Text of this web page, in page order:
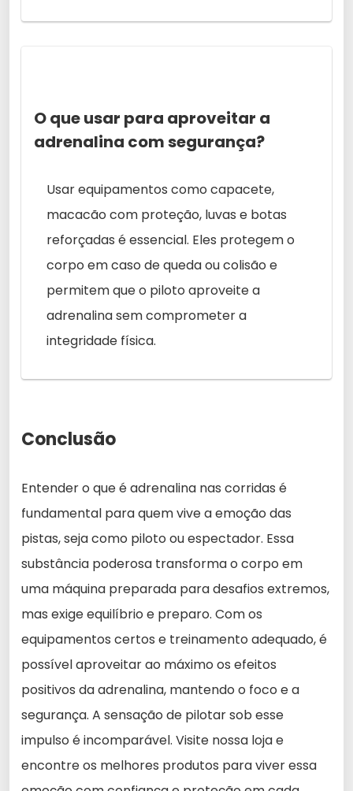
O que usar para aproveitar a
adrenalina com segurança?
Usar equipamentos como capacete,
macacão com proteção, luvas e botas
reforçadas é essencial. Eles protegem o
corpo em caso de queda ou colisão e
permitem que o piloto aproveite a
adrenalina sem comprometer a
integridade física.
Conclusão
Entender o que é adrenalina nas corridas é
fundamental para quem vive a emoção das
pistas, seja como piloto ou espectador. Essa
substância poderosa transforma o corpo em
uma máquina preparada para desafios extremos,
mas exige equilíbrio e preparo. Com os
equipamentos certos e treinamento adequado, é
possível aproveitar ao máximo os efeitos
positivos da adrenalina, mantendo o foco e a
segurança. A sensação de pilotar sob esse
impulso é incomparável. Visite nossa loja e
encontre os melhores produtos para viver essa